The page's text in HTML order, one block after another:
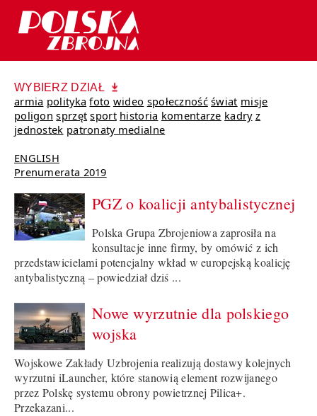
WYBIERZ DZIAŁ
armia polityka foto wideo społeczność świat misje
poligon sprzęt sport historia komentarze kadry z
jednostek patronaty medialne
ENGLISH
Prenumerata 2019
PGZ o koalicji antybalistycznej
Polska Grupa Zbrojeniowa zaprosiła na
konsultacje inne firmy, by omówić z ich
przedstawicielami potencjalny wkład w europejską koalicję
antybalistyczną – powiedział dziś ...
Nowe wyrzutnie dla polskiego
wojska
Wojskowe Zakłady Uzbrojenia realizują dostawy kolejnych
wyrzutni iLauncher, które stanowią element rozwijanego
przez Polskę systemu obrony powietrznej Pilica+.
Przekazani...